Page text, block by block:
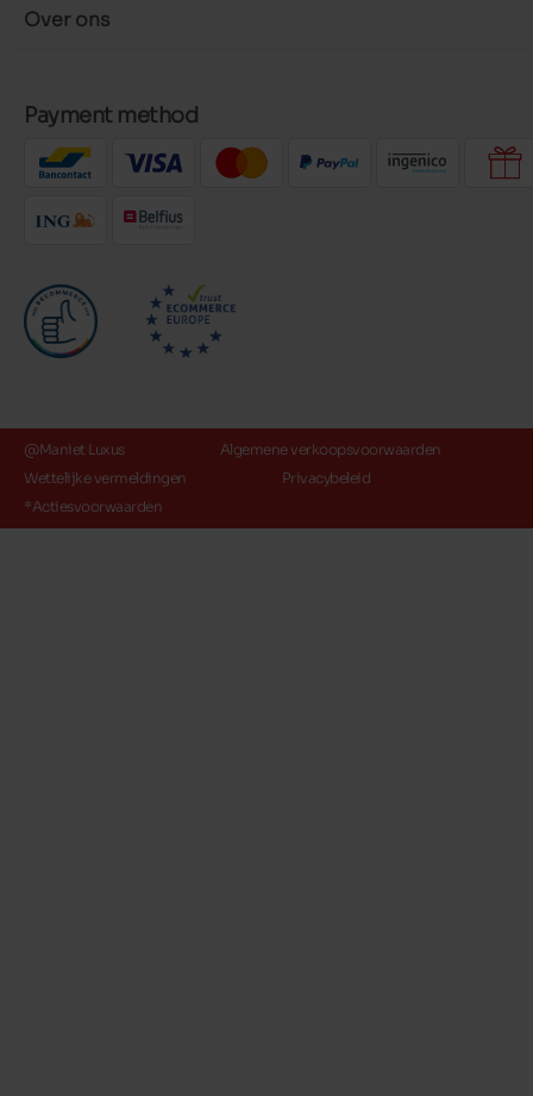
Over ons
Payment method
@Maniet Luxus
Algemene verkoopsvoorwaarden
Wettelijke vermeldingen
Privacybeleid
*Actiesvoorwaarden